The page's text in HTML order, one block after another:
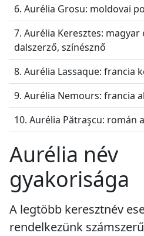
6. Aurélia Grosu: moldovai
7. Aurélia Keresztes: magyar
dalszerző, színésznő
8. Aurélia Lassaque: francia
9. Aurélia Nemours: francia
10. Aurélia Pătraşcu: román
Aurélia név
gyakorisága
A legtöbb keresztnév
rendelkezünk